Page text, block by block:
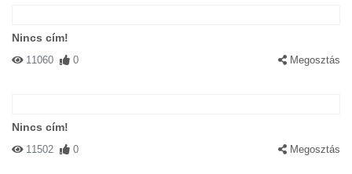
Nincs cím!
11060 0 Megosztás
Nincs cím!
11502 0 Megosztás